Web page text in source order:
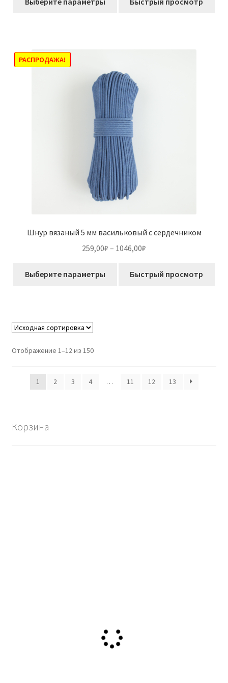
можно
выбрать
на
странице
товара.
Шнур вязаный 5 мм васильковый с сердечником
РАСПРОДАЖА!
259,00₽ – 1046,00₽
259,00₽
Выберите параметры
странице
Быстрый просмотр
Отображение 1–12 из 150
1 2 3 4 … 11 12 13
Корзина